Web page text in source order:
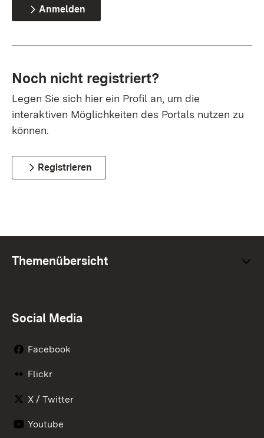
Anmelden
Noch nicht registriert?
Legen Sie sich hier ein Profil an, um die
interaktiven Möglichkeiten des Portals nutzen zu
können.
Registrieren
Themenübersicht
Social Media
Facebook
Flickr
X / Twitter
Youtube